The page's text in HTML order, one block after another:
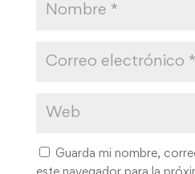
Guarda mi nombre,